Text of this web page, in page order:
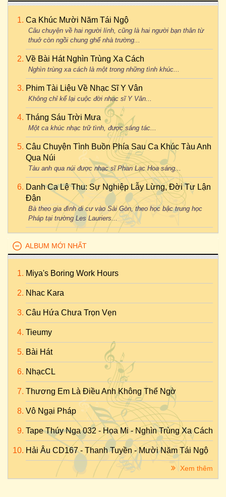
Ca Khúc Mười Năm Tái Ngộ
Câu chuyện về hai người lính, cũng là hai người bạn thân từ
thuở còn ngồi chung ghế nhà trường...
Về Bài Hát Nghìn Trùng Xa Cách
Nghìn trùng xa cách là một trong những tình khúc...
Phim Tài Liệu Về Nhạc Sĩ Y Vân
Không chỉ kể lại cuộc đời nhạc sĩ Y Vân...
Tháng Sáu Trời Mưa
Một ca khúc nhạc trữ tình, được sáng tác...
Câu Chuyện Tình Buồn Phía Sau Ca Khúc Tàu Anh
Qua Núi
Tàu anh qua núi được nhạc sĩ Phan Lạc Hoa sáng...
Danh Ca Lệ Thu: Sự Nghiệp Lẫy Lừng, Đời Tư Lận
Đận
Bà theo gia đình di cư vào Sài Gòn, theo học bậc trung học
Pháp tại trường Les Lauriers...
ALBUM MỚI NHẤT
Miya's Boring Work Hours
Nhac Kara
Câu Hứa Chưa Trọn Vẹn
Tieumy
Bài Hát
NhạcCL
Thương Em Là Điều Anh Không Thể Ngờ
Vô Ngại Pháp
Tape Thúy Nga 032 - Họa Mi - Nghìn Trùng Xa Cách
Hải Âu CD167 - Thanh Tuyền - Mười Năm Tái Ngộ
Xem thêm